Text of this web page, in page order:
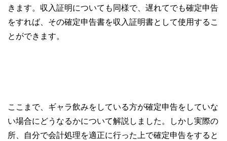
きます。収入証明についても同様で、遅れてでも確定申告
をすれば、その確定申告書を収入証明書として使用するこ
とができます。
ここまで、ギャラ飲みをしている方が確定申告をしていな
い場合にどうなるかについて解説しました。しかし実際の
所、自分で会計処理を適正に行った上で確定申告をすると